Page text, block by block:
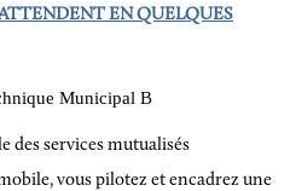
EN QUELQUES
Municipal B
des services mutualisés
vous pilotez et encadrez une